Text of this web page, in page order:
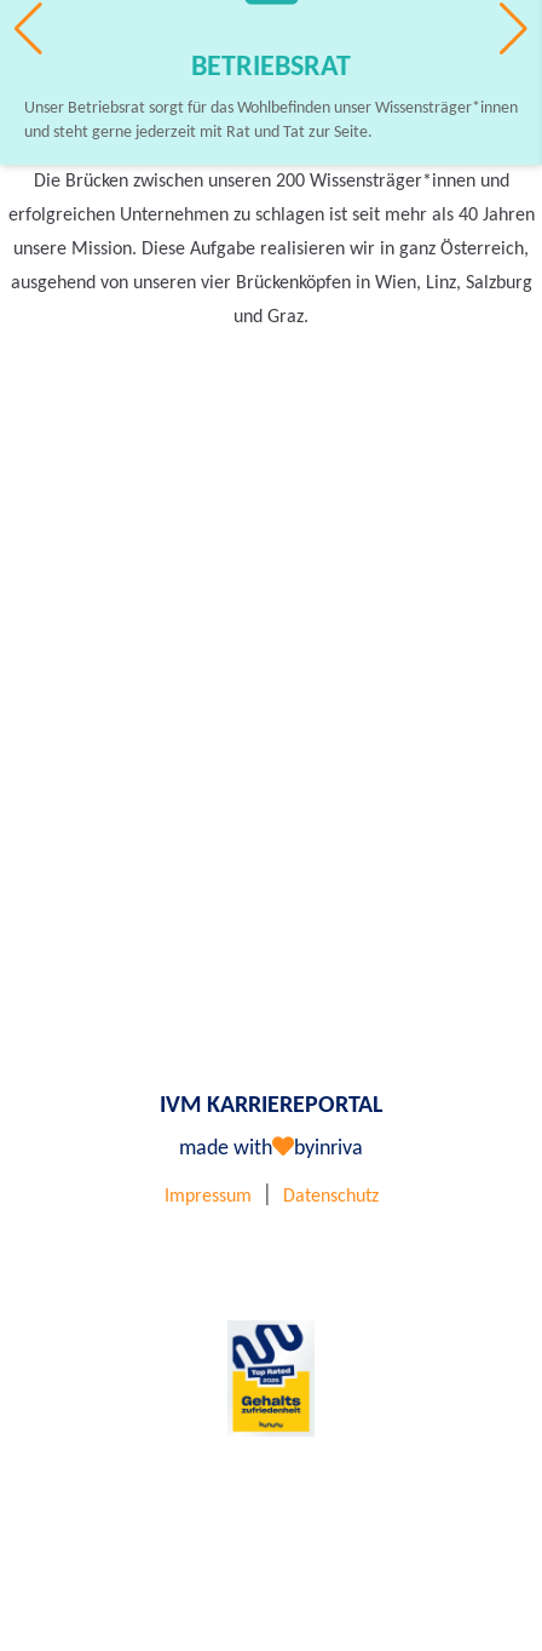
BETRIEBSRAT
Unser Betriebsrat sorgt für das Wohlbefinden unser Wissensträger*innen
und steht gerne jederzeit mit Rat und Tat zur Seite.
Die Brücken zwischen unseren 200 Wissensträger*innen und
erfolgreichen Unternehmen zu schlagen ist seit mehr als 40 Jahren
unsere Mission. Diese Aufgabe realisieren wir in ganz Österreich,
ausgehend von unseren vier Brückenköpfen in Wien, Linz, Salzburg
und Graz.
IVM KARRIEREPORTAL
made with byinriva
Impressum Datenschutz